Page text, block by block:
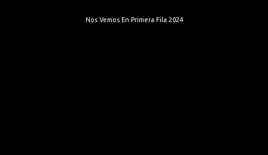
Nos Vemos En Primera Fila 2024